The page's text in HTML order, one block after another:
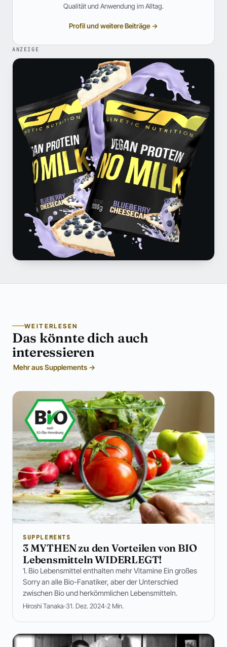
Qualität und Anwendung im Alltag.
Profil und weitere Beiträge →
ANZEIGE
WEITERLESEN
Das könnte dich auch
interessieren
Mehr aus Supplements →
SUPPLEMENTS
3 MYTHEN zu den Vorteilen von BIO
Lebensmitteln WIDERLEGT!
1. Bio Lebensmittel enthalten mehr Vitamine Ein großes
Sorry an alle Bio-Fanatiker, aber der Unterschied
zwischen Bio und herkömmlichen Lebensmitteln.
Hiroshi Tanaka 31. Dez. 2024 2 Min.